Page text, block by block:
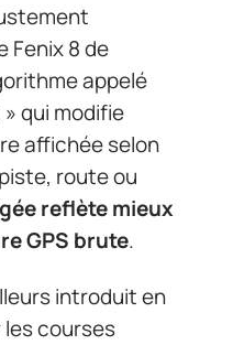
Fenix 8 de
appelé
qui modifie
affichée selon
route ou
reflète mieux
GPS brute.
introduit en
les courses